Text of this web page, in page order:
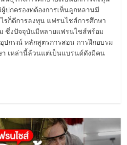
ปกครองทต้องการเห็นลูกหลานมี
รก็ดีการลงทุน แฟรนไชส์การศึกษา
ม ซึ่งปัจจุบันมีหลายแฟรนไชส์พร้อม
ปกรณ์ หลักสูตรการสอน การฝึกอบรม
เหล่านี้ล้วนแต่เป็นแบรนด์ดังมีคน